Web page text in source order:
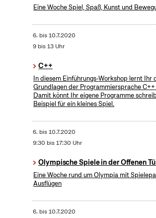
Eine Woche Spiel, Spaß, Kunst und
6. bis10.7.2020
9 bis 13 Uhr
C++
In diesem Einführungs-Workshop lernt Ihr
Grundlagen der Programmiersprache C++
Damit könnt Ihr eigene Programme
Beispiel für ein kleines Spiel.
6. bis10.7.2020
9:30 bis 17:30 Uhr
Olympische Spiele in der Offenen
Eine Woche rund um Olympia mit
Ausflügen
6. bis10.7.2020